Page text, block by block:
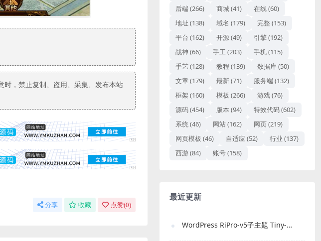
时，禁止复制、盗用、采集、发布本站
分享 收藏 点赞(0)
后端(266) 商城(41) 在线(60)
地址 (138) 域名 (179) 完整(153)
平台 (162) 开源(49) 引擎(192)
战神 (66) 手工(203) 手机(115)
手艺(128) 教程 (139) 数据库(50)
文章 (179) 最新 (71) 服务端(132)
框架 (160) 模板 (266) 游戏(76)
源码(454) 版本 (94) 特效代码(602)
系统(46) 网站(162) 网页(219)
网页模板 (46) 自适应 (52) 行业 (137)
西游(84) 账号(158)
最近更新
WordPress RiPro-v5子主题 Tiny-RiPro 免费下载｜高转化资源站必备